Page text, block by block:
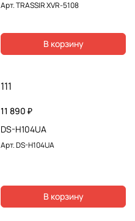
Арт.TRASSIR XVR-5108
В корзину
111
11 890 ₽
DS-H104UA
Арт.DS-H104UA
В корзину